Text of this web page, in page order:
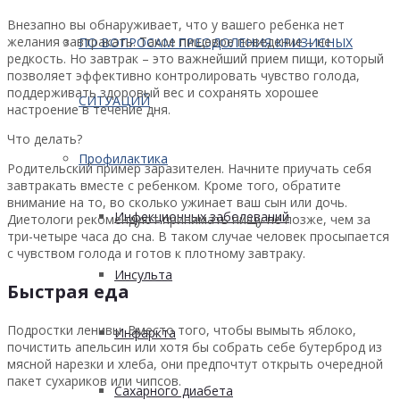
ПО ВОПРОСАМ ПРЕОДОЛЕНИЯ КРИЗИСНЫХ
СИТУАЦИЙ
Профилактика
Инфекционных заболеваний
Инсульта
Инфаркта
Сахарного диабета
Внезапно вы обнаруживает, что у вашего ребенка нет
желания завтракать. Такое пищевое поведение – не
редкость. Но завтрак – это важнейший прием пищи, который
позволяет эффективно контролировать чувство голода,
поддерживать здоровый вес и сохранять хорошее
настроение в течение дня.
Что делать?
Родительский пример заразителен. Начните приучать себя
завтракать вместе с ребенком. Кроме того, обратите
внимание на то, во сколько ужинает ваш сын или дочь.
Диетологи рекомендуют принимать пищу не позже, чем за
три-четыре часа до сна. В таком случае человек просыпается
с чувством голода и готов к плотному завтраку.
Быстрая еда
Подростки ленивы. Вместо того, чтобы вымыть яблоко,
почистить апельсин или хотя бы собрать себе бутерброд из
мясной нарезки и хлеба, они предпочтут открыть очередной
пакет сухариков или чипсов.